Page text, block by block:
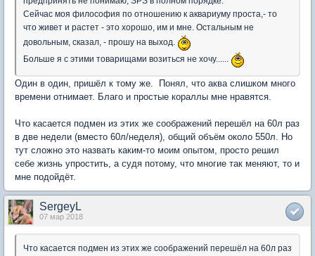
Сейчас моя философия по отношению к аквариуму проста,- то
что живет и растет - это хорошо, им и мне. Остальным не
довольным, сказал, - прошу на выход.
Больше я с этими товарищами возиться не хочу......
Один в один, пришёл к тому же. Понял, что аква слишком много
времени отнимает. Благо и простые кораллы мне нравятся.
Что касается подмен из этих же соображений перешёл на 60л раз
в две недели (вместо 60л/неделя), общий объём около 550л. Но
тут сложно это назвать каким-то моим опытом, просто решил
себе жизнь упростить, а судя потому, что многие так меняют, то и
мне подойдёт.
SergeyL
07 мар 2018
Что касается подмен из этих же соображений перешёл на 60л раз